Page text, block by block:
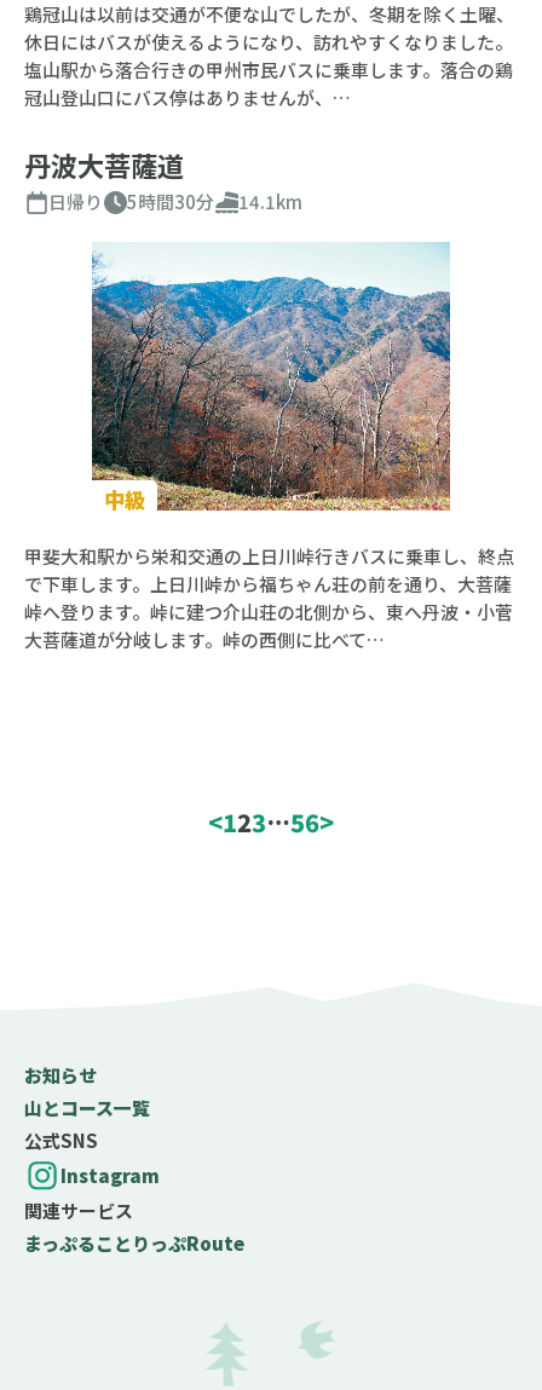
登山コース検索
絞り込み条件
エリア
上級者
テクニック度
★
岩場やクサリ場などがなく、問題なく歩ける
岩場やクサリ場などがあって、中級以上の技術と
鶏冠山は以前は交通が不便な山でしたが、冬期を除く土曜、
休日にはバスが使えるようになり、訪れやすくなりました。
塩山駅から落合行きの甲州市民バスに乗車します。落合の鶏
冠山登山口にバス停はありませんが、…
丹波大菩薩道
日帰り 5時間30分 14.1km
中級
甲斐大和駅から栄和交通の上日川峠行きバスに乗車し、終点
で下車します。上日川峠から福ちゃん荘の前を通り、大菩薩
峠へ登ります。峠に建つ介山荘の北側から、東へ丹波・小菅
大菩薩道が分岐します。峠の西側に比べて…
<123…56>
お知らせ
山とコース一覧
公式SNS
Instagram
関連サービス
まっぷることりっぷRoute